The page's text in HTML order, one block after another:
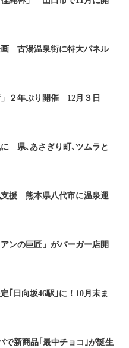
画 古湯温泉街に特大パネル
」２年ぶり開催 12月３日
に 県､あさぎり町､ツムラと
支援 熊本県八代市に温泉運
ンの巨匠」がバーガー店開
｢日向坂46駅｣に！10月末ま
で新商品｢最中チョコ｣が誕生